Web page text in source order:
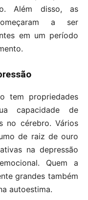
Além disso, as
a ser
em um período
tem propriedades
capacidade de
no cérebro. Vários
de raiz de ouro
na depressão
Quem a
grandes também
autoestima.